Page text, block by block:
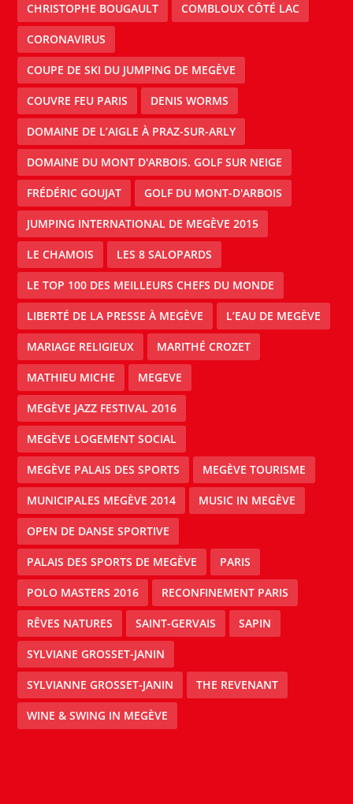
CHRISTOPHE BOUGAULT COMBLOUX CÔTÉ LAC
CORONAVIRUS
COUPE DE SKI DU JUMPING DE MEGÈVE
COUVRE FEU PARIS DENIS WORMS
DOMAINE DE L’AIGLE À PRAZ-SUR-ARLY
DOMAINE DU MONT D'ARBOIS. GOLF SUR NEIGE
FRÉDÉRIC GOUJAT GOLF DU MONT-D'ARBOIS
JUMPING INTERNATIONAL DE MEGÈVE 2015
LE CHAMOIS LES 8 SALOPARDS
LE TOP 100 DES MEILLEURS CHEFS DU MONDE
LIBERTÉ DE LA PRESSE À MEGÈVE L’EAU DE MEGÈVE
MARIAGE RELIGIEUX MARITHÉ CROZET
MATHIEU MICHE MEGEVE
MEGÈVE JAZZ FESTIVAL 2016
MEGÈVE LOGEMENT SOCIAL
MEGÈVE PALAIS DES SPORTS MEGÈVE TOURISME
MUNICIPALES MEGÈVE 2014 MUSIC IN MEGÈVE
OPEN DE DANSE SPORTIVE
PALAIS DES SPORTS DE MEGÈVE PARIS
POLO MASTERS 2016 RECONFINEMENT PARIS
RÊVES NATURES SAINT-GERVAIS SAPIN
SYLVIANE GROSSET-JANIN
SYLVIANNE GROSSET-JANIN THE REVENANT
WINE & SWING IN MEGÈVE